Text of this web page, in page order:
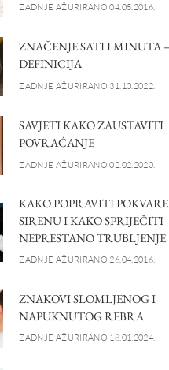
ZADNJE AŽURIRANO 04.05.2016.
ZNAČENJE SATI I MINUTA
DEFINICIJA
ZADNJE AŽURIRANO 31.10.2022.
SAVJETI KAKO ZAUSTAVITI
POVRAĆANJE
ZADNJE AŽURIRANO 02.02.2020.
KAKO POPRAVITI
SIRENU I KAKO SPRIJEČITI
NEPRESTANO TRUBLJENJE
ZADNJE AŽURIRANO 26.04.2016.
ZNAKOVI SLOMLJENOG I
NAPUKNUTOG REBRA
ZADNJE AŽURIRANO 18.01.2024.